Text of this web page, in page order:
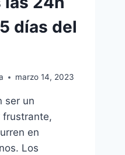
días del
marzo 14, 2023
ser un
frustrante,
en
Los